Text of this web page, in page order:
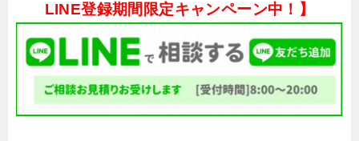
LINE登録期間限定キャンペーン中！】